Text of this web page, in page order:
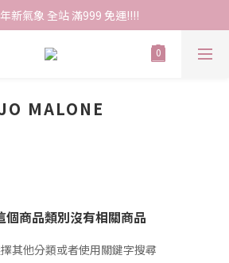
新氣象 全站 滿999 免運!!!!
MALONE
個商品類別沒有相關商品
其他分類或者使用關鍵字搜尋